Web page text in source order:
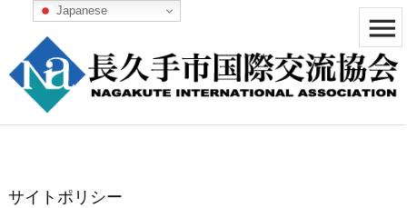


メニュ
サイトポリシー
Japanese